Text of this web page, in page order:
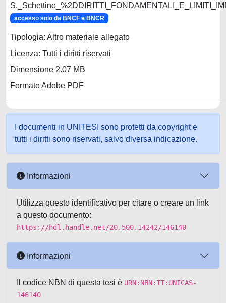
accesso solo da BNCF e BNCR
Tipologia: Altro materiale allegato
Licenza: Tutti i diritti riservati
Dimensione 2.07 MB
Formato Adobe PDF
I documenti in UNITESI sono protetti da copyright e
tutti i diritti sono riservati, salvo diversa indicazione.
Informazioni
Utilizza questo identificativo per citare o creare un link
a questo documento:
https://hdl.handle.net/20.500.14242/146140
Informazioni
Il codice NBN di questa tesi è URN:NBN:IT:UNICAS-
146140